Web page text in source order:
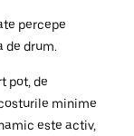
percepe
de drum.
pot, de
minime
este activ,